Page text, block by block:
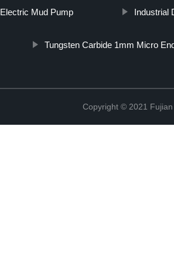
Electric Mud Pump Industrial
Tungsten Carbide 1mm Micro
Copyright © 2021